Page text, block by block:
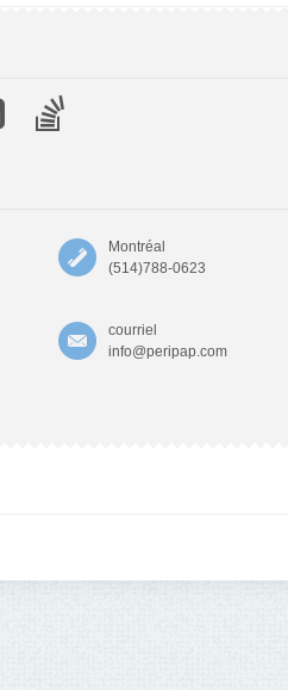
Montréal
(514)788-0623
courriel
info@peripap.com